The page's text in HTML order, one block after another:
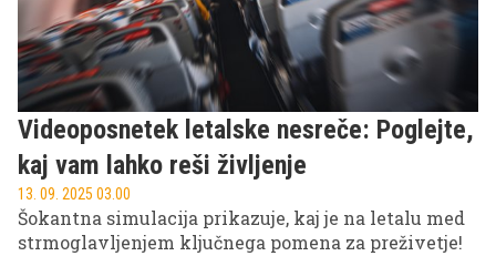
Videoposnetek letalske nesreče: Poglejte,
kaj vam lahko reši življenje
13. 09. 2025 03.00
Šokantna simulacija prikazuje, kaj je na letalu med
strmoglavljenjem ključnega pomena za preživetje!